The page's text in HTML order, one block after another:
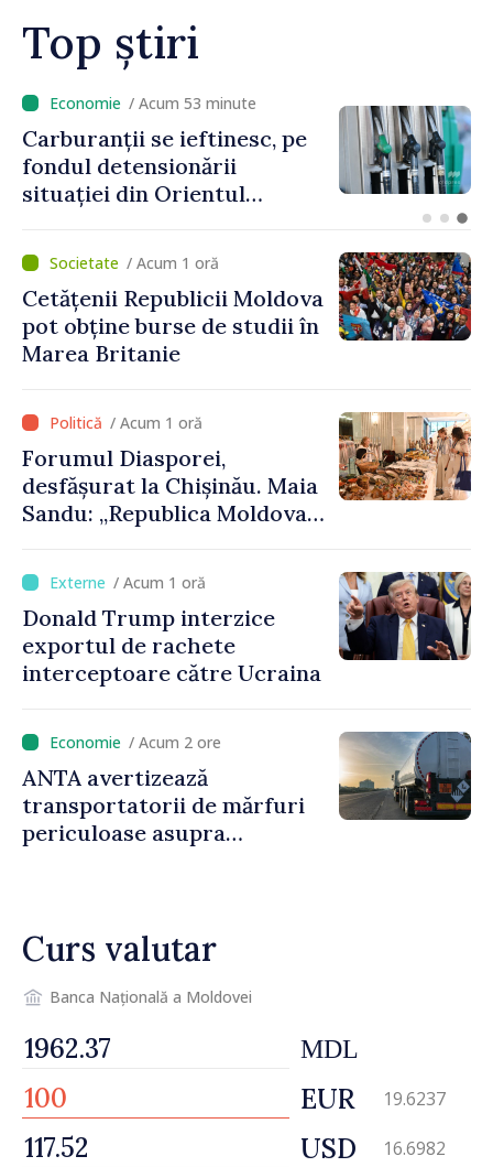
Top știri
/ Acum 6 minute
Ultimele baraje antipoluare
au fost demontate de pe
Nistru după aproape cinci
/ Acum 1 oră
Cetățenii Republicii Moldova
pot obține burse de studii în
Marea Britanie
/ Acum 1 oră
Forumul Diasporei,
desfășurat la Chișinău. Maia
Sandu: „Republica Moldova
iar diaspora poate juca un
rol important în promovarea
și susținerea acestui
parcurs”
/ Acum 1 oră
Donald Trump interzice
exportul de rachete
interceptoare către Ucraina
/ Acum 2 ore
ANTA avertizează
transportatorii de mărfuri
periculoase asupra
Curs valutar
Banca Națională a Moldovei
MDL
EUR 19.6237
USD 16.6982